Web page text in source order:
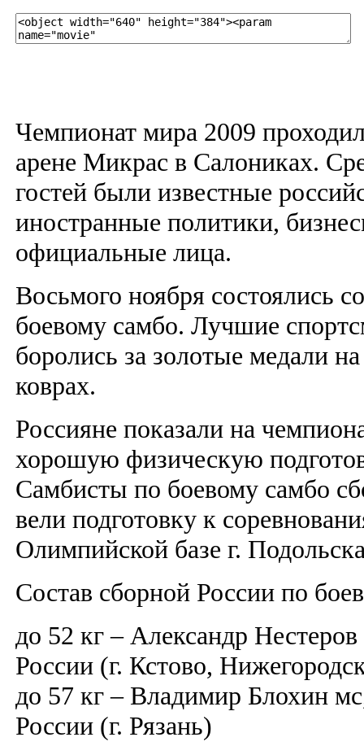
Чемпионат мира 2009
арене Микрас в Салониках.
гостей были известные
иностранные политики,
официальные лица.
Восьмого ноября состоялись
боевому самбо. Лучшие
боролись за золотые медали
коврах.
Россияне показали на
хорошую физическую
Самбисты по боевому самбо
вели подготовку к
Олимпийской базе г.
Состав сборной России по
до 52 кг – Александр
России (г. Кстово,
до 57 кг – Владимир Блохин
России (г. Рязань)